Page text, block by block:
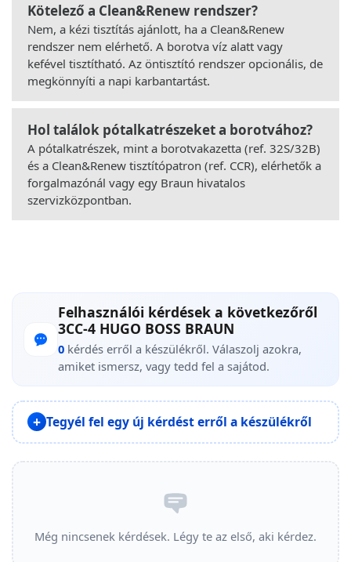
Kötelező a Clean&Renew rendszer?
Nem, a kézi tisztítás ajánlott, ha a Clean&Renew
rendszer nem elérhető. A borotva víz alatt vagy
kefével tisztítható. Az öntisztító rendszer opcionális, de
megkönnyíti a napi karbantartást.
Hol találok pótalkatrészeket a borotvához?
A pótalkatrészek, mint a borotvakazetta (ref. 32S/32B)
és a Clean&Renew tisztítópatron (ref. CCR), elérhetők a
forgalmazónál vagy egy Braun hivatalos
szervizközpontban.
Felhasználói kérdések a következőről
3CC-4 HUGO BOSS BRAUN
0 kérdés erről a készülékről. Válaszolj azokra,
amiket ismersz, vagy tedd fel a sajátod.
Tegyél fel egy új kérdést erről a készülékről
Még nincsenek kérdések. Légy te az első, aki kérdez.